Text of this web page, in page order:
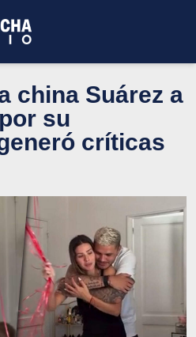
china Suárez a
su
críticas